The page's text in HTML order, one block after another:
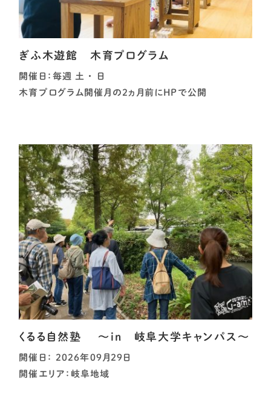
ぎふ木遊館 木育プログラム
開催日：毎週 土 ・ 日
木育プログラム開催月の2ヵ月前にHPで公開
くるる自然塾 ～in 岐阜大学キャンパス～
開催日： 2026年09月29日
開催エリア：岐阜地域